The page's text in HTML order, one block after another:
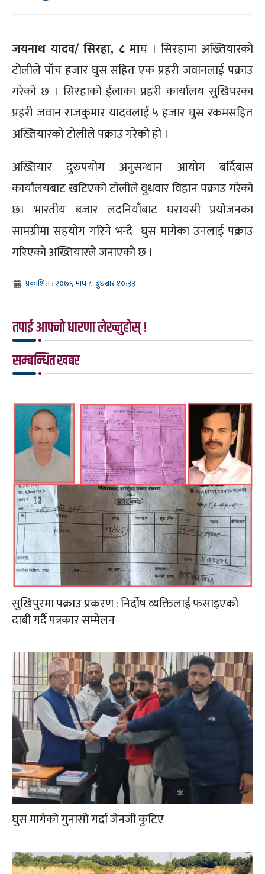
जयनाथ यादव/ सिरहा, ८ माघ । सिरहामा अख्तियारको
टोलीले पाँच हजार घुस सहित एक प्रहरी जवानलाई पक्राउ
गरेको छ । सिरहाको ईलाका प्रहरी कार्यालय सुखिपरका
प्रहरी जवान राजकुमार यादवलाई ५ हजार घुस रकमसहित
अख्तियारको टोलीले पक्राउ गरेको हो ।
अख्तियार दुरुपयोग अनुसन्धान आयोग बर्दिबास
कार्यालयबाट खटिएको टोलीले वुधवार विहान पक्राउ गरेको
छ। भारतीय बजार लदनियाँबाट घरायसी प्रयोजनका
सामग्रीमा सहयोग गरिने भन्दै घुस मागेका उनलाई पक्राउ
गरिएको अख्तियारले जनाएको छ ।
प्रकाशित : २०७६ माघ ८, बुधबार १०:३३
तपाई आफ्नो धारणा लेख्नुहोस् !
सम्बन्धित खबर
सुखिपुरमा पक्राउ प्रकरण : निर्दोष व्यक्तिलाई फसाइएको
दाबी गर्दै पत्रकार सम्मेलन
घुस मागेको गुनासो गर्दा जेनजी कुटिए